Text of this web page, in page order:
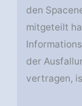
den
mitgeteilt
der
vertragen,